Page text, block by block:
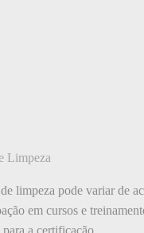
Limpeza
limpeza pode variar de
em cursos e
a certificação.